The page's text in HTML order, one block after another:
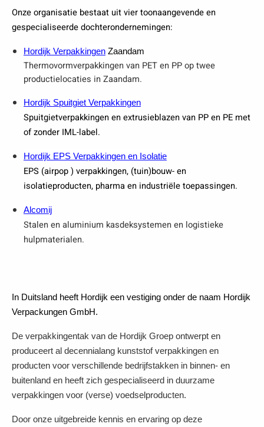
Onze organisatie bestaat uit vier toonaangevende en
gespecialiseerde dochterondernemingen:
Hordijk Verpakkingen Zaandam
Thermovormverpakkingen van PET en PP op twee
productielocaties in Zaandam.
Hordijk Spuitgiet Verpakkingen
Spuitgietverpakkingen en extrusieblazen van PP en PE met
of zonder IML-label.
Hordijk EPS Verpakkingen en Isolatie
EPS (airpop ) verpakkingen, (tuin)bouw- en
isolatieproducten, pharma en industriële toepassingen.
Alcomij
Stalen en aluminium kasdeksystemen en logistieke
hulpmaterialen.
In Duitsland heeft Hordijk een vestiging onder de naam Hordijk
Verpackungen GmbH.
De verpakkingentak van de Hordijk Groep ontwerpt en
produceert al decennialang kunststof verpakkingen en
producten voor verschillende bedrijfstakken in binnen- en
buitenland en heeft zich gespecialiseerd in duurzame
verpakkingen voor (verse) voedselproducten.
Door onze uitgebreide kennis en ervaring op deze